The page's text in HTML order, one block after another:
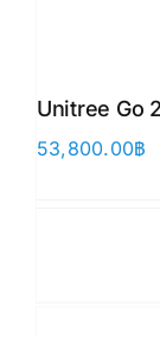
Unitree Go
53,800.00฿